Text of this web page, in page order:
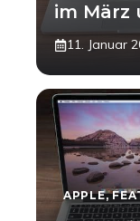
im März
11. Januar
APPLE,